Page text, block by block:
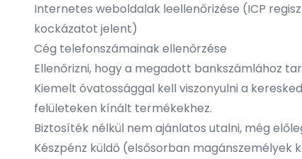
Internetes weboldalak leellenőrizése (ICP
kockázatot jelent)
Cég telefonszámainak ellenőrzése
Ellenőrizni, hogy a megadott bankszámlához
Kiemelt óvatossággal kell viszonyulni a
felületeken kínált termékekhez.
Biztosíték nélkül nem ajánlatos utalni, még
Készpénz küldő (elsősorban